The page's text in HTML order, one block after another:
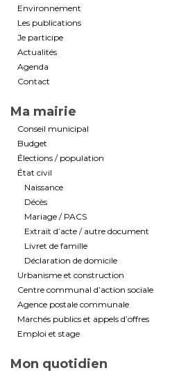
Environnement
Les publications
Je participe
Actualités
Agenda
Contact
Ma mairie
Conseil municipal
Budget
Élections / population
État civil
Naissance
Décès
Mariage / PACS
Extrait d’acte / autre document
Livret de famille
Déclaration de domicile
Urbanisme et construction
Centre communal d’action sociale
Agence postale communale
Marchés publics et appels d’offres
Emploi et stage
Mon quotidien